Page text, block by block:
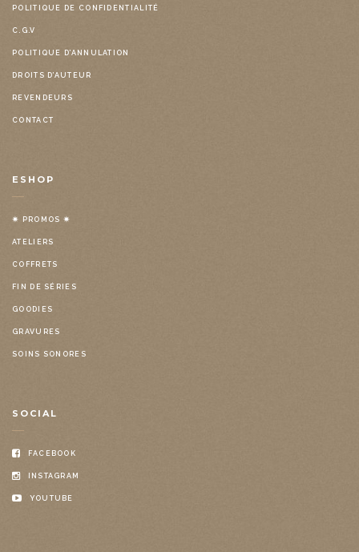
POLITIQUE DE CONFIDENTIALITÉ
C.G.V
POLITIQUE D’ANNULATION
DROITS D’AUTEUR
REVENDEURS
CONTACT
ESHOP
✷ PROMOS ✷
ATELIERS
COFFRETS
FIN DE SÉRIES
GOODIES
GRAVURES
SOINS SONORES
SOCIAL
FACEBOOK
INSTAGRAM
YOUTUBE